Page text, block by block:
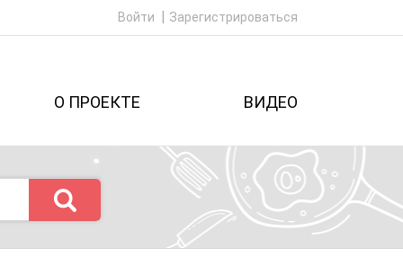
Войти Зарегистрироваться
О ПРОЕКТЕ ВИДЕО